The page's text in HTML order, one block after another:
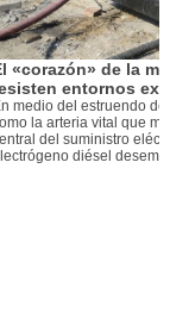
diésel
electricidad actúa
Como componente
el grupo
Sin embargo, l